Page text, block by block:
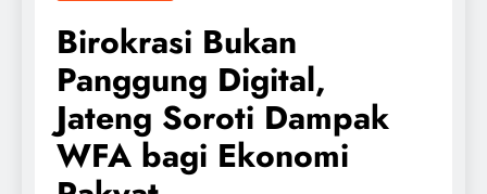
Birokrasi Bukan
Panggung Digital,
Jateng Soroti Dampak
WFA bagi Ekonomi